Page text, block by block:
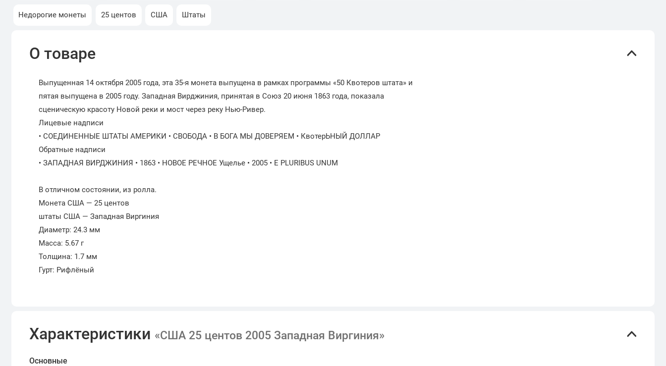
Недорогие монеты 25 центов США Штаты
О товаре
Выпущенная 14 октября 2005 года, эта 35-я монета выпущена в рамках программы «50 Квотеров штата» и
пятая выпущена в 2005 году. Западная Вирджиния, принятая в Союз 20 июня 1863 года, показала
сценическую красоту Новой реки и мост через реку Нью-Ривер.
Лицевые надписи
• СОЕДИНЕННЫЕ ШТАТЫ АМЕРИКИ • СВОБОДА • В БОГА МЫ ДОВЕРЯЕМ • КвотерЬНЫЙ ДОЛЛАР
Обратные надписи
• ЗАПАДНАЯ ВИРДЖИНИЯ • 1863 • НОВОЕ РЕЧНОЕ Ущелье • 2005 • E PLURIBUS UNUM
В отличном состоянии, из ролла.
Монета США — 25 центов
штаты США — Западная Виргиния
Диаметр: 24.3 мм
Масса: 5.67 г
Толщина: 1.7 мм
Гурт: Рифлёный
Характеристики «США 25 центов 2005 Западная Виргиния»
Основные